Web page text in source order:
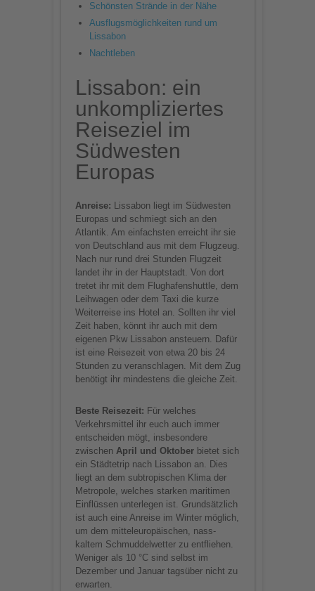
Mehr Informationen
Consent Management
Platform
Schönsten Strände in der Nähe
Ausflugsmöglichkeiten rund um
Lissabon
Nachtleben
Lissabon: ein
unkompliziertes
Reiseziel im
Südwesten
Europas
Anreise: Lissabon liegt im Südwesten
Europas und schmiegt sich an den
Atlantik. Am einfachsten erreicht ihr sie
von Deutschland aus mit dem Flugzeug.
Nach nur rund drei Stunden Flugzeit
landet ihr in der Hauptstadt. Von dort
tretet ihr mit dem Flughafenshuttle, dem
Leihwagen oder dem Taxi die kurze
Weiterreise ins Hotel an. Sollten ihr viel
Zeit haben, könnt ihr auch mit dem
eigenen Pkw Lissabon ansteuern. Dafür
ist eine Reisezeit von etwa 20 bis 24
Stunden zu veranschlagen. Mit dem Zug
benötigt ihr mindestens die gleiche Zeit.
Beste Reisezeit: Für welches
Verkehrsmittel ihr euch auch immer
entscheiden mögt, insbesondere
zwischen April und Oktoberbietet sich
ein Städtetrip nach Lissabon an. Dies
liegt an dem subtropischen Klima der
Metropole, welches starken maritimen
Einflüssen unterlegen ist. Grundsätzlich
ist auch eine Anreise im Winter möglich,
um dem mitteleuropäischen, nass-
kaltem Schmuddelwetter zu entfliehen.
Weniger als 10 °C sind selbst im
Dezember und Januar tagsüber nicht zu
erwarten.